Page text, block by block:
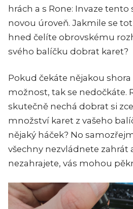
hrách a s Rone: Invaze
novou úroveň. Jakmile se
hned čelíte obrovskému
svého balíčku dobrat karet?
Pokud čekáte nějakou
možnost, tak se nedočkáte.
skutečně nechá dobrat si
množství karet z vašeho
nějaký háček? No
všechny nezvládnete zahrát
nezahrajete, vás mohou